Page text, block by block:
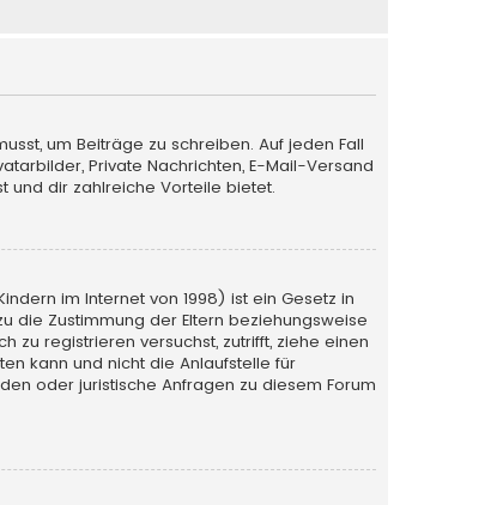
um Beiträge zu schreiben. Auf jeden Fall
Private Nachrichten, E-Mail-Versand
und dir zahlreiche Vorteile bietet.
im Internet von 1998) ist ein Gesetz in
die Zustimmung der Eltern beziehungsweise
zu registrieren versuchst, zutrifft, ziehe einen
kann und nicht die Anlaufstelle für
oder juristische Anfragen zu diesem Forum